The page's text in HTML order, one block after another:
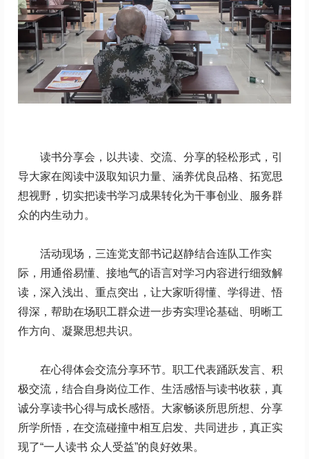
读书分享会，以共读、交流、分享的轻松形式，引
导大家在阅读中汲取知识力量、涵养优良品格、拓宽思
想视野，切实把读书学习成果转化为干事创业、服务群
众的内生动力。
活动现场，三连党支部书记赵静结合连队工作实
际，用通俗易懂、接地气的语言对学习内容进行细致解
读，深入浅出、重点突出，让大家听得懂、学得进、悟
得深，帮助在场职工群众进一步夯实理论基础、明晰工
作方向、凝聚思想共识。
在心得体会交流分享环节。职工代表踊跃发言、积
极交流，结合自身岗位工作、生活感悟与读书收获，真
诚分享读书心得与成长感悟。大家畅谈所思所想、分享
所学所悟，在交流碰撞中相互启发、共同进步，真正实
现了“一人读书 众人受益”的良好效果。